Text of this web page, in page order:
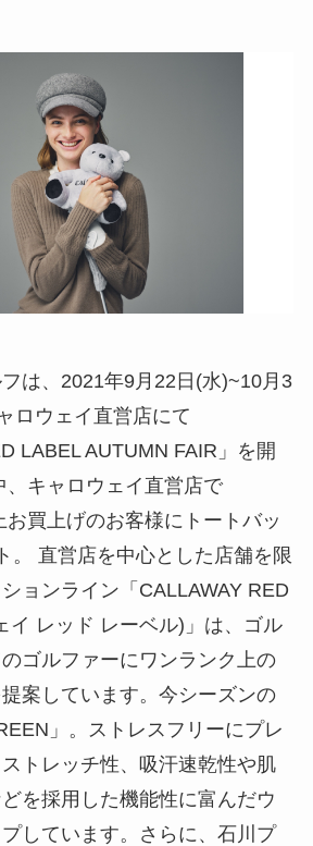
は、2021年9月22日(水)~10月3
ロウェイ直営店にて
LABEL AUTUMN FAIR」を開
、キャロウェイ直営店で
買上げのお客様にトートバッ
。 直営店を中心とした店舗を限
ョンライン「CALLAWAY RED
イ レッド レーベル)」は、ゴル
ゴルファーにワンランク上の
案しています。今シーズンの
」。ストレスフリーにプレ
トレッチ性、吸汗速乾性や肌
を採用した機能性に富んだウ
しています。さらに、石川プ